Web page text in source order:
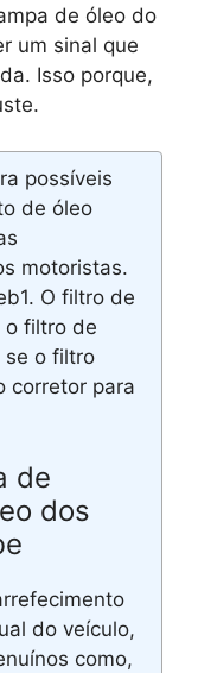
de óleo do
um sinal que
Isso porque,
possíveis
de óleo
motoristas.
O filtro de
o filtro de
se o filtro
corretor para
de
dos
do veículo,
como,